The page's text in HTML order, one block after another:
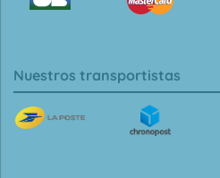
Nuestros transportistas